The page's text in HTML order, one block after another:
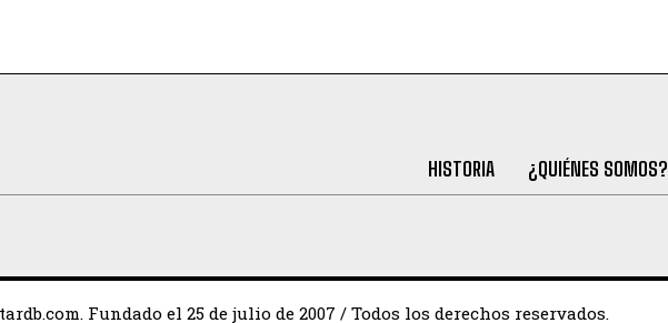
HISTORIA ¿QUIÉNES SOMOS?
Fundado el 25 de julio de 2007 / Todos los derechos reservados.